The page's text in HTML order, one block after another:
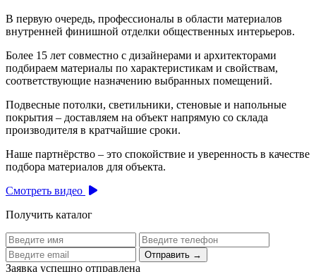
В первую очередь, профессионалы в области материалов
внутренней финишной отделки общественных интерьеров.
Более 15 лет совместно с дизайнерами и архитекторами
подбираем материалы по характеристикам и свойствам,
соответствующие назначению выбранных помещений.
Подвесные потолки, светильники, стеновые и напольные
покрытия – доставляем на объект напрямую со склада
производителя в кратчайшие сроки.
Наше партнёрство – это спокойствие и уверенность в качестве
подбора материалов для объекта.
Смотреть видео
Получить каталог
Отправить →
Заявка успешно отправлена